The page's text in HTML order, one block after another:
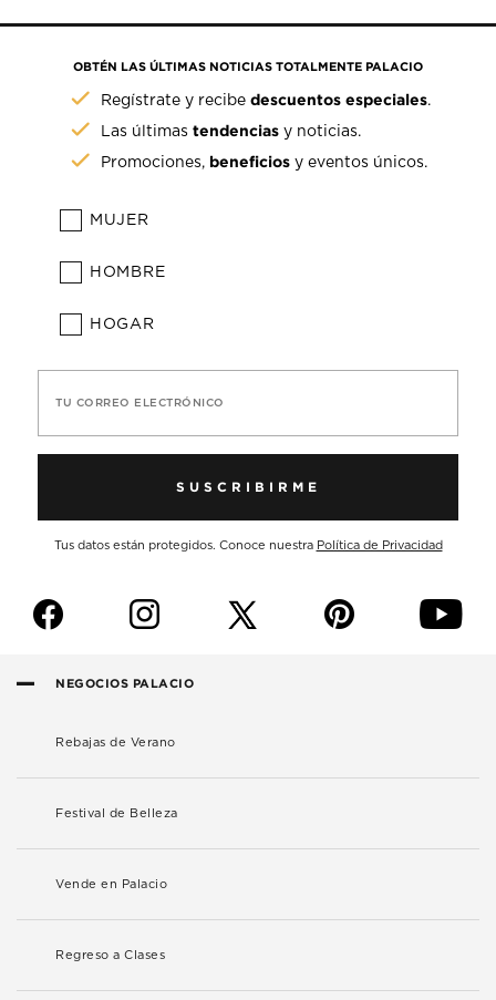
OBTÉN LAS ÚLTIMAS NOTICIAS TOTALMENTE PALACIO
Regístrate y recibedescuentos especiales.
Las últimastendencias y noticias.
Promociones, beneficios y eventos únicos.
MUJER
HOMBRE
HOGAR
TU CORREO ELECTRÓNICO
SUSCRIBIRME
Tus datos están protegidos. Conoce nuestra Política de Privacidad
f i p y
NEGOCIOS PALACIO
Rebajas de Verano
Festival de Belleza
Vende en Palacio
Regreso a Clases